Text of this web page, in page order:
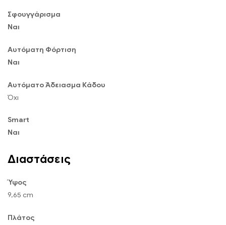
Σφουγγάρισμα
Ναι
Αυτόματη Φόρτιση
Ναι
Αυτόματο Άδειασμα Κάδου
Όχι
Smart
Ναι
Διαστάσεις
Ύψος
9,65 cm
Πλάτος